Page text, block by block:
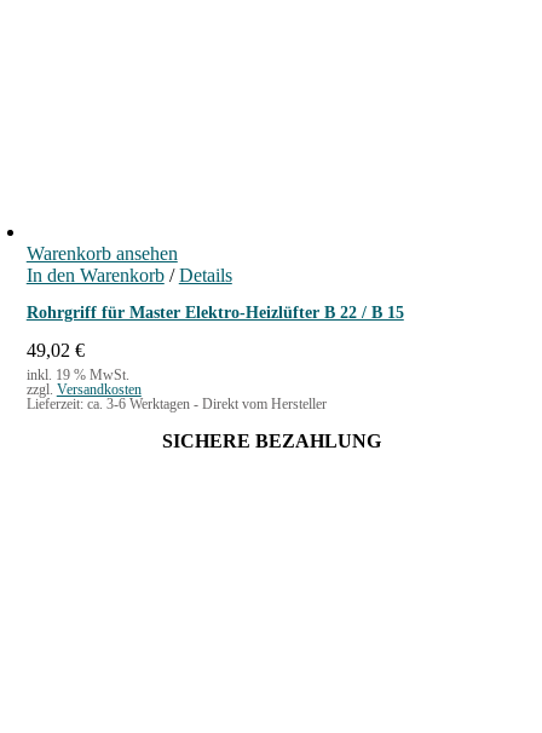
Warenkorb ansehen
In den Warenkorb / Details
Rohrgriff für Master Elektro-Heizlüfter B 22 / B 15
49,02 €
inkl. 19 % MwSt.
zzgl. Versandkosten
Lieferzeit: ca. 3-6 Werktagen - Direkt vom Hersteller
SICHERE BEZAHLUNG